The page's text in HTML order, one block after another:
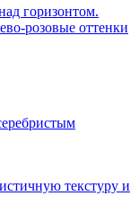
горизонтом.
розовые оттенки
текстуру и